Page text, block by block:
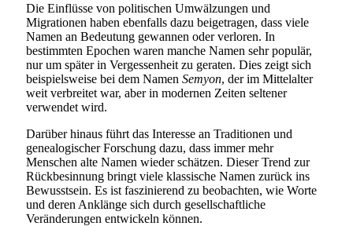
Die Einflüsse von politischen Umwälzungen und
Migrationen haben ebenfalls dazu beigetragen, dass viele
Namen an Bedeutung gewannen oder verloren. In
bestimmten Epochen waren manche Namen sehr populär,
nur um später in Vergessenheit zu geraten. Dies zeigt sich
beispielsweise bei dem Namen Semyon, der im Mittelalter
weit verbreitet war, aber in modernen Zeiten seltener
verwendet wird.
Darüber hinaus führt das Interesse an Traditionen und
genealogischer Forschung dazu, dass immer mehr
Menschen alte Namen wieder schätzen. Dieser Trend zur
Rückbesinnung bringt viele klassische Namen zurück ins
Bewusstsein. Es ist faszinierend zu beobachten, wie Worte
und deren Anklänge sich durch gesellschaftliche
Veränderungen entwickeln können.